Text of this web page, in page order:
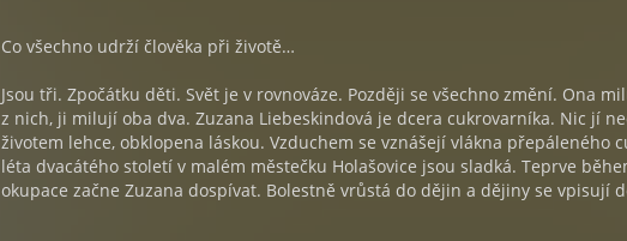
Co všechno udrží člověka při životě…
Jsou tři. Zpočátku děti. Svět je v rovnováze. Později se všechno změní. Ona
z nich, ji milují oba dva. Zuzana Liebeskindová je dcera cukrovarníka. Nic jí
životem lehce, obklopena láskou. Vzduchem se vznášejí vlákna přepáleného
léta dvacátého století v malém městečku Holašovice jsou sladká. Teprve
okupace začne Zuzana dospívat. Bolestně vrůstá do dějin a dějiny se vpisují
má židovský původ, její osud je předem daný. Transport. Koncentrační tábor.